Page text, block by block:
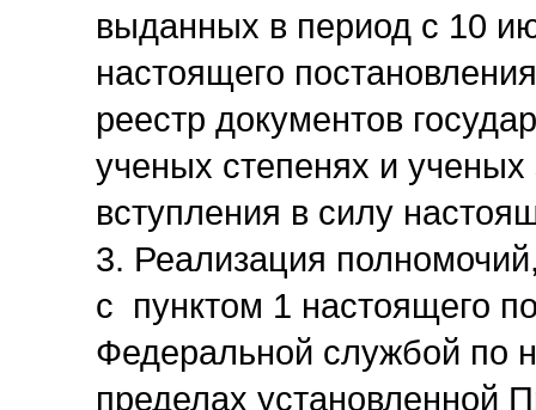
выданных в период с 10
настоящего
реестр документов
ученых степенях и
вступления в силу
3. Реализация
с пунктом 1 настоящего
Федеральной службой по
пределах установленной